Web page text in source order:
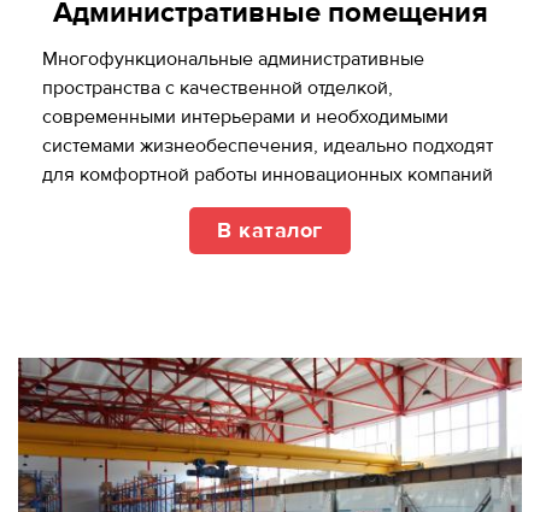
Административные помещения
Многофункциональные административные
пространства с качественной отделкой,
cовременными интерьерами и необходимыми
системами жизнеобеспечения, идеально подходят
для комфортной работы инновационных компаний
В каталог